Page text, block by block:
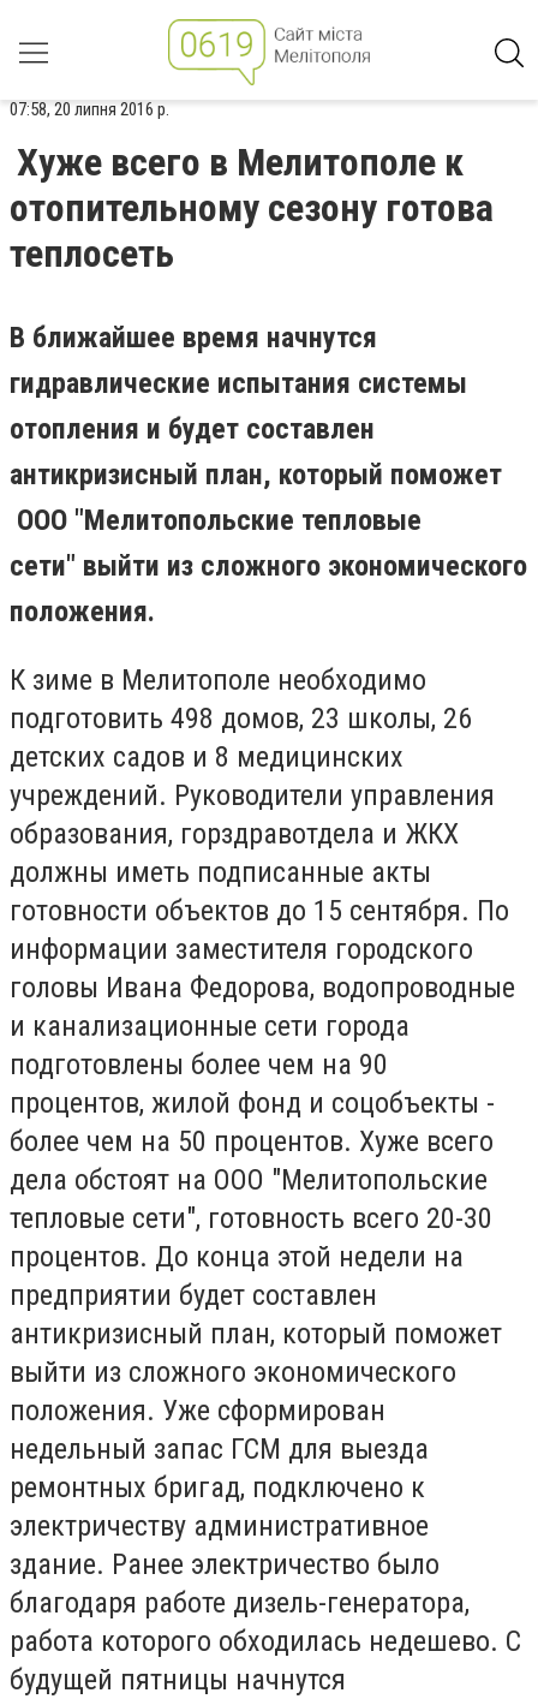
07:58, 20 липня 2016 р.
Хуже всего в Мелитополе к
отопительному сезону готова
теплосеть
В ближайшее время начнутся
гидравлические испытания системы
отопления и будет составлен
антикризисный план, который поможет
ООО "Мелитопольские тепловые
сети" выйти из сложного экономического
положения.
К зиме в Мелитополе необходимо
подготовить 498 домов, 23 школы, 26
детских садов и 8 медицинских
учреждений. Руководители управления
образования, горздравотдела и ЖКХ
должны иметь подписанные акты
готовности объектов до 15 сентября. По
информации заместителя городского
головы Ивана Федорова, водопроводные
и канализационные сети города
подготовлены более чем на 90
процентов, жилой фонд и соцобъекты -
более чем на 50 процентов. Хуже всего
дела обстоят на ООО "Мелитопольские
тепловые сети", готовность всего 20-30
процентов. До конца этой недели на
предприятии будет составлен
антикризисный план, который поможет
выйти из сложного экономического
положения. Уже сформирован
недельный запас ГСМ для выезда
ремонтных бригад, подключено к
электричеству административное
здание. Ранее электричество было
благодаря работе дизель-генератора,
работа которого обходилась недешево. С
будущей пятницы начнутся